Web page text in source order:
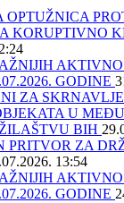
OPTUŽNICA
KORUPTIVNO
GODINE
ZA
U
BIH
PRITVOR ZA
13:54
GODINE